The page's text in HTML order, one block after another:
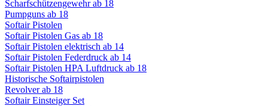
Scharfschützengewehr ab 18
Pumpguns ab 18
Softair Pistolen
Softair Pistolen Gas ab 18
Softair Pistolen elektrisch ab 14
Softair Pistolen Federdruck ab 14
Softair Pistolen HPA Luftdruck ab 18
Historische Softairpistolen
Revolver ab 18
Softair Einsteiger Set